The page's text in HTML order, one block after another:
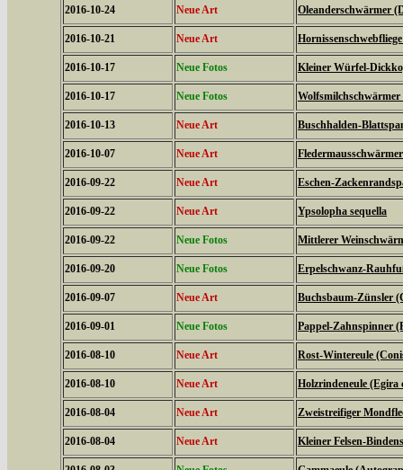
2016-10-24 Neue Art Oleanderschwärmer
2016-10-21 Neue Art
2016-10-17 Neue Fotos Kleiner Würfel-
2016-10-17 Neue Fotos
2016-10-13 Neue Art Buschhalden-
2016-10-07 Neue Art
2016-09-22 Neue Art Eschen-
2016-09-22 Neue Art Ypsolopha sequella
2016-09-22 Neue Fotos Mittlerer
2016-09-20 Neue Fotos Erpelschwanz-
2016-09-07 Neue Art Buchsbaum-Zünsler
2016-09-01 Neue Fotos Pappel-Zahnspinner
2016-08-10 Neue Art Rost-Wintereule
2016-08-10 Neue Art Holzrindeneule (Egira
2016-08-04 Neue Art Zweistreifiger
2016-08-04 Neue Art Kleiner Felsen-